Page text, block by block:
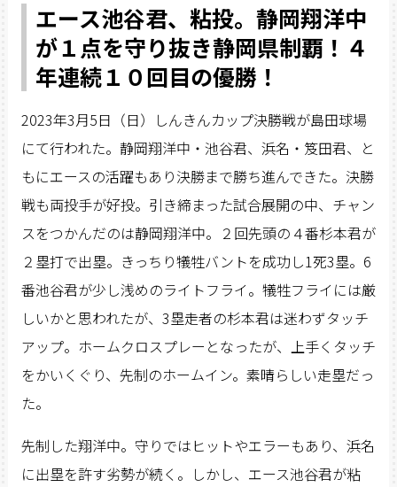
エース池谷君、粘投。静岡翔洋中
が１点を守り抜き静岡県制覇！４
年連続１０回目の優勝！
2023年3月5日（日）しんきんカップ決勝戦が島田球場
にて行われた。静岡翔洋中・池谷君、浜名・笈田君、と
もにエースの活躍もあり決勝まで勝ち進んできた。決勝
戦も両投手が好投。引き締まった試合展開の中、チャン
スをつかんだのは静岡翔洋中。２回先頭の４番杉本君が
２塁打で出塁。きっちり犠牲バントを成功し1死3塁。6
番池谷君が少し浅めのライトフライ。犠牲フライには厳
しいかと思われたが、3塁走者の杉本君は迷わずタッチ
アップ。ホームクロスプレーとなったが、上手くタッチ
をかいくぐり、先制のホームイン。素晴らしい走塁だっ
た。
先制した翔洋中。守りではヒットやエラーもあり、浜名
に出塁を許す劣勢が続く。しかし、エース池谷君が粘